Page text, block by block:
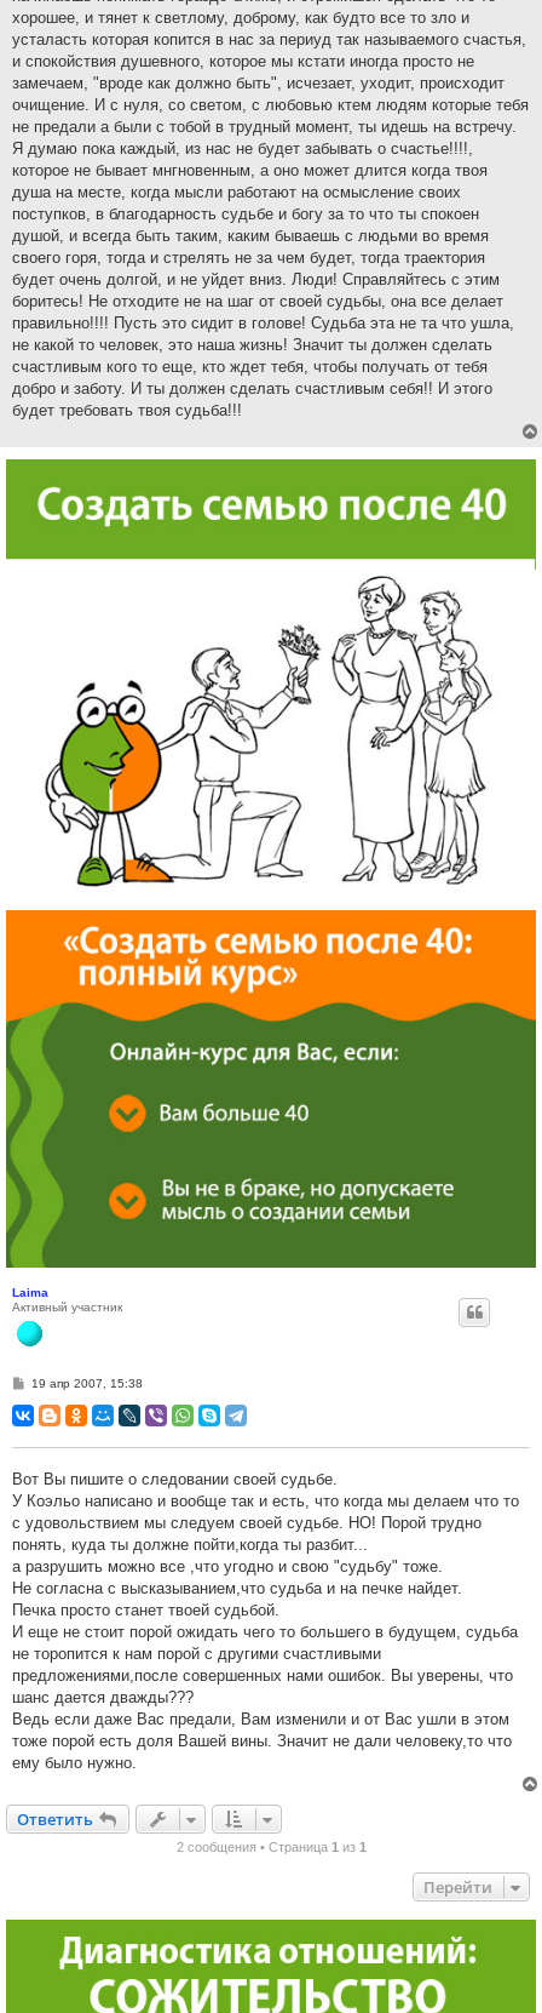
хорошее, и тянет к светлому, доброму, как будто все то зло и
усталасть которая копится в нас за периуд так называемого счастья,
и спокойствия душевного, которое мы кстати иногда просто не
замечаем, "вроде как должно быть", исчезает, уходит, происходит
очищение. И с нуля, со светом, с любовью ктем людям которые тебя
не предали а были с тобой в трудный момент, ты идешь на встречу.
Я думаю пока каждый, из нас не будет забывать о счастье!!!!,
которое не бывает мнгновенным, а оно может длится когда твоя
душа на месте, когда мысли работают на осмысление своих
поступков, в благодарность судьбе и богу за то что ты спокоен
душой, и всегда быть таким, каким бываешь с людьми во время
своего горя, тогда и стрелять не за чем будет, тогда траектория
будет очень долгой, и не уйдет вниз. Люди! Справляйтесь с этим
боритесь! Не отходите не на шаг от своей судьбы, она все делает
правильно!!!! Пусть это сидит в голове! Судьба эта не та что ушла,
не какой то человек, это наша жизнь! Значит ты должен сделать
счастливым кого то еще, кто ждет тебя, чтобы получать от тебя
добро и заботу. И ты должен сделать счастливым себя!! И этого
будет требовать твоя судьба!!!
Laima
Активный участник
С
о
б
и
е
19 апр 2007, 15:38
Вот Вы пишите о следовании своей судьбе.
У Коэльо написано и вообще так и есть, что когда мы делаем что то
с удовольствием мы следуем своей судьбе. НО! Порой трудно
понять, куда ты должне пойти,когда ты разбит...
а разрушить можно все ,что угодно и свою "судьбу" тоже.
Не согласна с высказыванием,что судьба и на печке найдет.
Печка просто станет твоей судьбой.
И еще не стоит порой ожидать чего то большего в будущем, судьба
не торопится к нам порой с другими счастливыми
предложениями,после совершенных нами ошибок. Вы уверены, что
шанс дается дважды???
Ведь если даже Вас предали, Вам изменили и от Вас ушли в этом
тоже порой есть доля Вашей вины. Значит не дали человеку,то что
ему было нужно.
Ответить
Ответить
2 сообщения • Страница 1 из 1
Перейти